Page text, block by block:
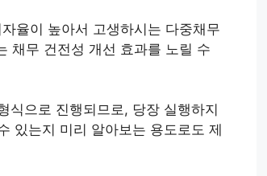
율이 높아서 고생하시는 다중채무
채무 건전성 개선 효과를 노릴 수
식으로 진행되므로, 당장 실행하지
있는지 미리 알아보는 용도로도 제